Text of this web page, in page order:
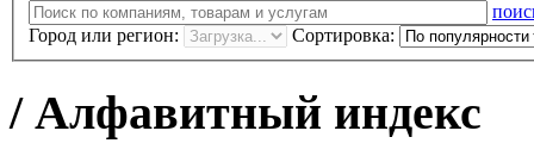
Город или регион:
Сортировка:
/Алфавитный индекс